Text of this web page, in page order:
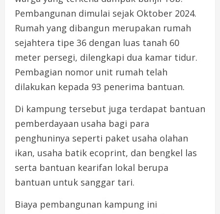
Pembangunan dimulai sejak Oktober 2024.
Rumah yang dibangun merupakan rumah
sejahtera tipe 36 dengan luas tanah 60
meter persegi, dilengkapi dua kamar tidur.
Pembagian nomor unit rumah telah
dilakukan kepada 93 penerima bantuan.
Di kampung tersebut juga terdapat bantuan
pemberdayaan usaha bagi para
penghuninya seperti paket usaha olahan
ikan, usaha batik ecoprint, dan bengkel las
serta bantuan kearifan lokal berupa
bantuan untuk sanggar tari.
Biaya pembangunan kampung ini